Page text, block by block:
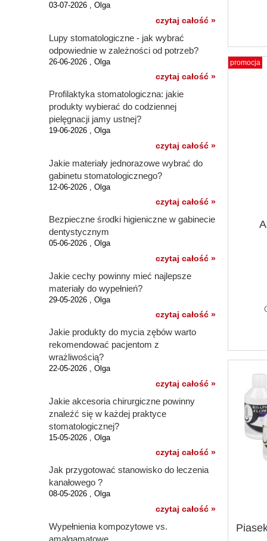
03-07-2026 , Olga
czytaj całość »
Lupy stomatologiczne - jak wybrać
odpowiednie w zależności od potrzeb?
26-06-2026 , Olga
czytaj całość »
Profilaktyka stomatologiczna: jakie
produkty wybierać do codziennej
pielęgnacji jamy ustnej?
19-06-2026 , Olga
czytaj całość »
Jakie materiały jednorazowe wybrać do
gabinetu stomatologicznego?
12-06-2026 , Olga
czytaj całość »
Bezpieczne środki higieniczne w gabinecie
dentystycznym
05-06-2026 , Olga
czytaj całość »
Jakie cechy powinny mieć najlepsze
materiały do wypełnień?
29-05-2026 , Olga
czytaj całość »
Jakie produkty do mycia zębów warto
rekomendować pacjentom z
wrażliwością?
22-05-2026 , Olga
czytaj całość »
Jakie akcesoria chirurgiczne powinny
znaleźć się w każdej praktyce
stomatologicznej?
15-05-2026 , Olga
czytaj całość »
Jak przygotować stanowisko do leczenia
kanałowego ?
08-05-2026 , Olga
czytaj całość »
Wypełnienia kompozytowe vs.
amalgamatowe
promocja